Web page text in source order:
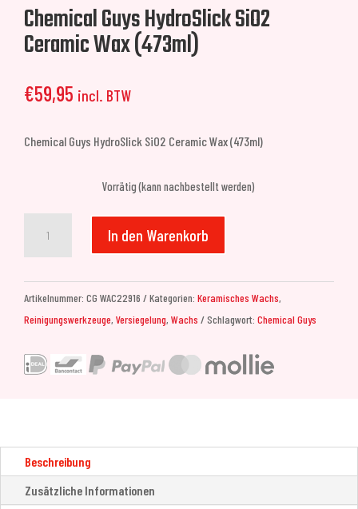
Chemical Guys HydroSlick SiO2
Ceramic Wax (473ml)
€59,95 incl. BTW
Chemical Guys HydroSlick SiO2 Ceramic Wax (473ml)
Vorrätig (kann nachbestellt werden)
(473ml)
Menge
In den Warenkorb
Artikelnummer: CG WAC22916 Kategorien: Keramisches Wachs,
Reinigungswerkzeuge, Versiegelung, Wachs Schlagwort: Chemical Guys
Beschreibung
Zusätzliche Informationen